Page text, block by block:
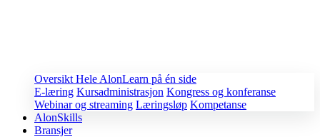
Oversikt Hele AlonLearn på én side
E-læring Kursadministrasjon Kongress og konferanse
Webinar og streaming Læringsløp Kompetanse
AlonSkills
Bransjer